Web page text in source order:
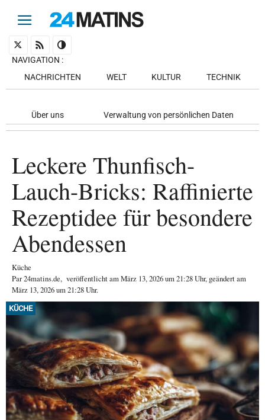
NAVIGATION :
NACHRICHTEN
WELT KULTUR TECHNIK
Über uns Verwaltung von persönlichen Daten
Leckere Thunfisch-
Lauch-Bricks: Raffinierte
Rezeptidee für besondere
Abendessen
Küche
Par24matins.de, veröffentlicht amMärz 13, 2026um 21:28 Uhr, geändert am
März 13, 2026 um 21:28 Uhr.
KÜCHE